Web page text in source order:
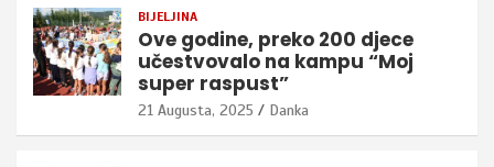
BIJELJINA
Ove godine, preko 200 djece
učestvovalo na kampu “Moj
super raspust”
21 Augusta, 2025 Danka